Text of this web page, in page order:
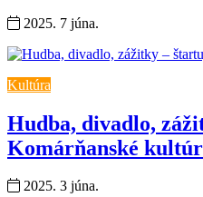
2025. 7 júna.
Kultúra
Hudba, divadlo,
Komárňanské
2025. 3 júna.